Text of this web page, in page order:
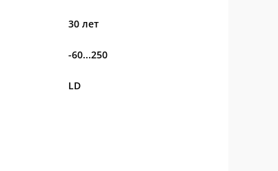
30 лет
-60...250
LD